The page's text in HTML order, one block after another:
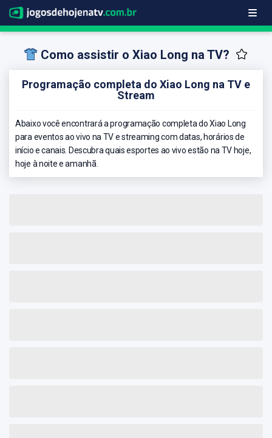
Como assistir o Xiao Long na TV?
Programação completa do Xiao Long na TV e
Stream
Abaixo você encontrará a programação completa do Xiao Long
para eventos ao vivo na TV e streaming com datas, horários de
início e canais. Descubra quais esportes ao vivo estão na TV hoje,
hoje à noite e amanhã.